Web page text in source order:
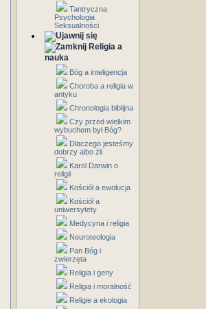
Tantryczna
Psychologia
Seksualności
Religia a
nauka
Bóg a inteligencja
Choroba a religia w
antyku
Chronologia biblijna
Czy przed wielkim
wybuchem był Bóg?
Dlaczego jesteśmy
dobrzy albo źli
Karol Darwin o
religii
Kościół a ewolucja
Kościół a
uniwersytety
Medycyna i religia
Neuroteologia
Pan Bóg i
zwierzęta
Religia i geny
Religia i moralność
Religie a ekologia